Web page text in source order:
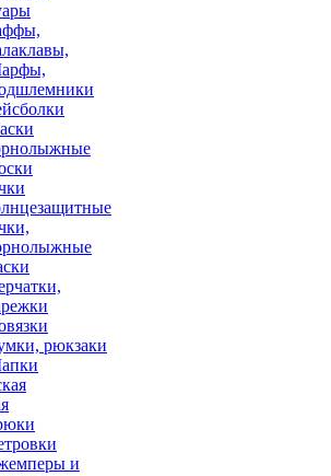
рюкзаки
и